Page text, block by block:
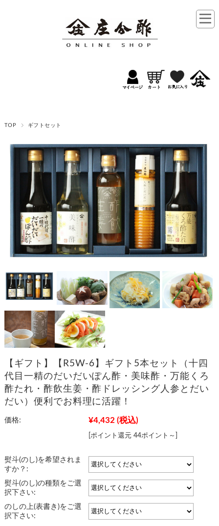
TOP ギフトセット
【ギフト】【R5W-6】ギフト5本セット（十四
代目一精のだいだいぽん酢・美味酢・万能くろ
酢たれ・酢飲生姜・酢ドレッシング人参とだい
だい）便利でお料理に活躍！
価格: ¥4,432 (税込)
[ポイント還元 44ポイント～]
熨斗(のし)を希望されま
すか？:
熨斗(のし)の種類をご選
択下さい:
のしの上(表書き)をご選
択下さい: